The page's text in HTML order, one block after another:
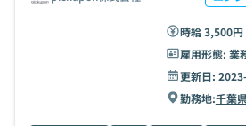
時給 3,500
雇用形態: 業
更新日:
勤務地:千葉